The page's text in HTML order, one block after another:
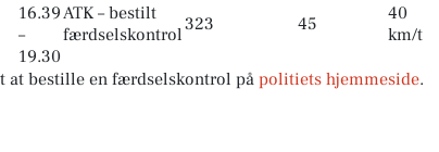
16.39
–
19.30
ATK – bestilt
færdselskontrol323 45
40
km/t
at bestille en færdselskontrol på politiets hjemmeside.